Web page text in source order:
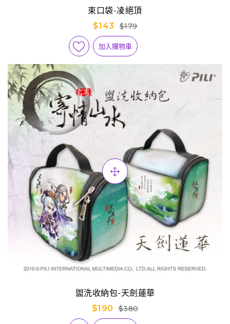
束口袋-凌絕頂
$143
$179
加入購物車
盥洗收納包-天劍蓮華
$190
$380